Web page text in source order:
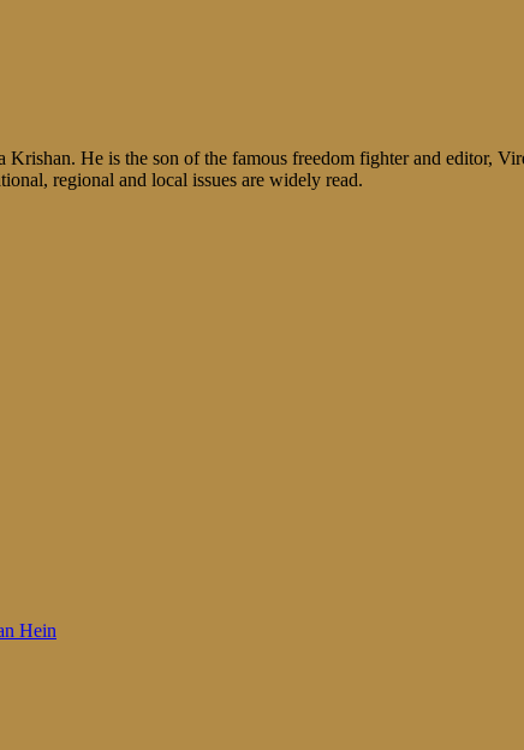
He is the son of the famous freedom fighter and editor,
regional and local issues are widely read.
Hein